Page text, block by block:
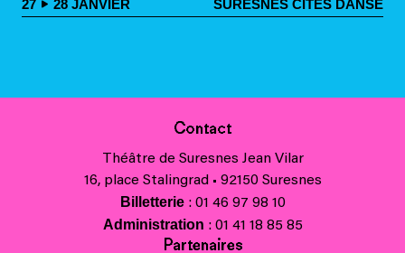
27 28 JANVIER SURESNES CITÉS DANSE
Contact
Théâtre de Suresnes Jean Vilar
16, place Stalingrad • 92150 Suresnes
Billetterie: 01 46 97 98 10
Administration : 01 41 18 85 85
Partenaires